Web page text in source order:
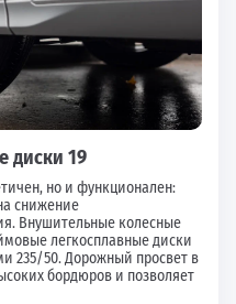
диски 19
но и функционален:
снижение
Внушительные колесные
легкосплавные диски
235/50. Дорожный просвет в
бордюров и позволяет